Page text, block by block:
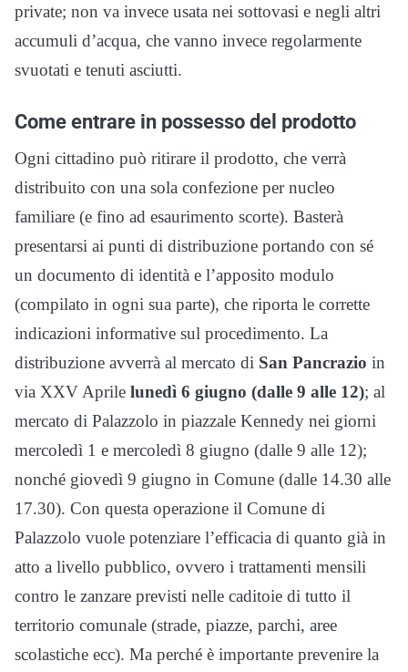
private; non va invece usata nei sottovasi e negli altri
accumuli d’acqua, che vanno invece regolarmente
svuotati e tenuti asciutti.
Come entrare in possesso del prodotto
Ogni cittadino può ritirare il prodotto, che verrà
distribuito con una sola confezione per nucleo
familiare (e fino ad esaurimento scorte). Basterà
presentarsi ai punti di distribuzione portando con sé
un documento di identità e l’apposito modulo
(compilato in ogni sua parte), che riporta le corrette
indicazioni informative sul procedimento. La
distribuzione avverrà al mercato di San Pancrazio in
via XXV Aprile lunedì 6 giugno (dalle 9 alle 12); al
mercato di Palazzolo in piazzale Kennedy nei giorni
mercoledì 1 e mercoledì 8 giugno (dalle 9 alle 12);
nonché giovedì 9 giugno in Comune (dalle 14.30 alle
17.30). Con questa operazione il Comune di
Palazzolo vuole potenziare l’efficacia di quanto già in
atto a livello pubblico, ovvero i trattamenti mensili
contro le zanzare previsti nelle caditoie di tutto il
territorio comunale (strade, piazze, parchi, aree
scolastiche ecc). Ma perché è importante prevenire la